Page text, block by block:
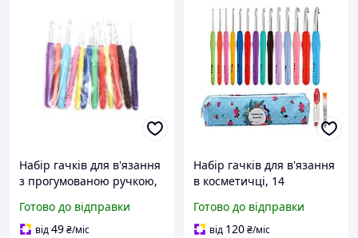
Набір гачків для в'язання
з прогумованою ручкою,
розмір 2.0/8.0 мм Люкс
качество!+
Готово до відправки
від49₴/міс
Набір гачків для в'язання
в косметичці, 14
2.0/10.0 мм Люкс
качество!+
Готово до відправки
від 120₴/міс